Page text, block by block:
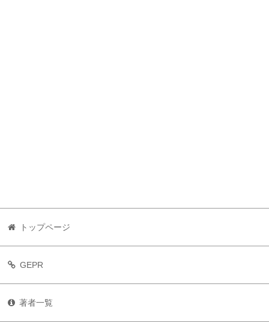
トップページ
GEPR
著者一覧